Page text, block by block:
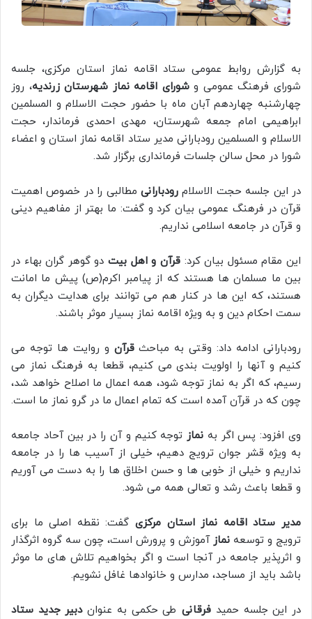
به گزارش روابط عمومی ستاد اقامه نماز استان مرکزی، جلسه
شورای فرهنگ عمومی وشورای اقامه نماز شهرستان زرندیه، روز
چهارشنبه چهاردهم آبان ماه با حضور حجت الاسلام و المسلمین
ابراهیمی امام جمعه شهرستان، مهدی احمدی فرماندار، حجت
الاسلام و المسلمین رودبارانی مدیر ستاد اقامه نماز استان و اعضاء
شورا در محل سالن جلسات فرمانداری برگزار شد.
در این جلسه حجت الاسلام رودبارانی مطالبی را در خصوص اهمیت
قرآن در فرهنگ عمومی بیان کرد و گفت: ما بهتر از مفاهیم دینی
و قرآن در جامعه اسلامی نداریم.
این مقام مسئول بیان کرد:قرآن و اهل بیتدو گوهر گران بهاء در
بین ما مسلمان ها هستند که از پیامبر اکرم(ص) پیش ما امانت
هستند، که این ها در کنار هم می توانند برای هدایت دیگران به
سمت احکام دین و به ویژه اقامه نماز بسیار موثر باشند.
رودبارانی ادامه داد: وقتی به مباحثقرآن و روایت ها توجه می
کنیم و آنها را اولویت بندی می کنیم، قطعا به فرهنگ نماز می
رسیم، که اگر به نماز توجه شود، همه اعمال ما اصلاح خواهد شد،
چون که در قرآن آمده است که تمام اعمال ما در گرو نماز ما است.
وی افزود: پس اگر به نماز توجه کنیم و آن را در بین آحاد جامعه
به ویژه قشر جوان ترویج دهیم، خیلی از آسیب ها را در جامعه
نداریم و خیلی از خوبی ها و حسن اخلاق ها را به دست می آوریم
و قطعا باعث رشد و تعالی همه می شود.
مدیر ستاد اقامه نماز استان مرکزی گفت: نقطه اصلی ما برای
ترویج و توسعه نماز آموزش و پرورش است، چون سه گروه اثرگذار
و اثرپذیر جامعه در آنجا است و اگر بخواهیم تلاش های ما موثر
باشد باید از مساجد، مدارس و خانوادها غافل نشویم.
در این جلسه حمید فرقانیطی حکمی به عنواندبیر جدید ستاد